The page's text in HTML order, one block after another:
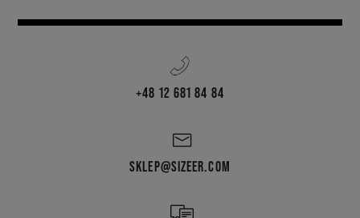
+48 12 681 84 84
SKLEP@SIZEER.COM